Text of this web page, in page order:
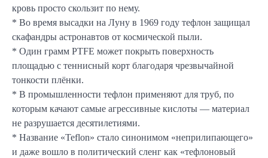
кровь просто скользит по нему.
* Во время высадки на Луну в 1969 году тефлон защищал
скафандры астронавтов от космической пыли.
* Один грамм PTFE может покрыть поверхность
площадью с теннисный корт благодаря чрезвычайной
тонкости плёнки.
* В промышленности тефлон применяют для труб, по
которым качают самые агрессивные кислоты — материал
не разрушается десятилетиями.
* Название «Teflon» стало синонимом «неприлипающего»
и даже вошло в политический сленг как «тефлоновый